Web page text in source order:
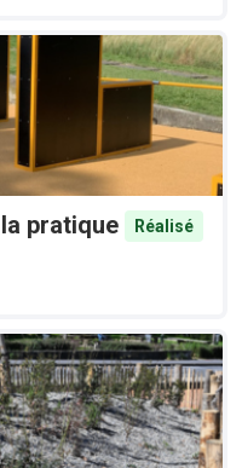
pratique
Réalisé